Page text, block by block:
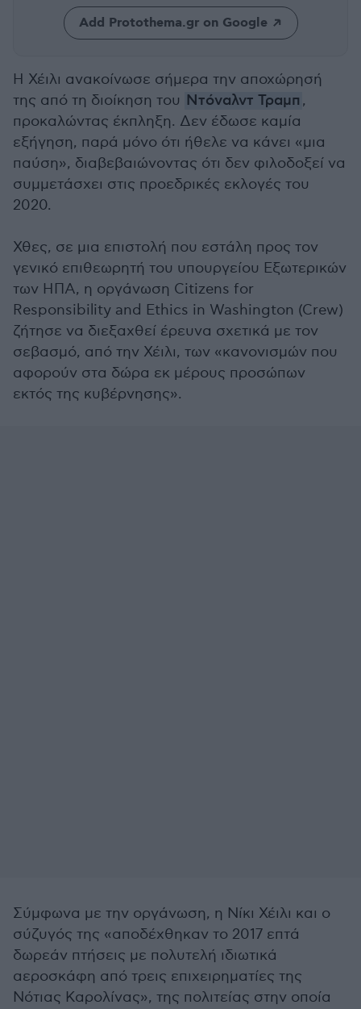
Add Protothema.gr on Google
Η Χέιλι ανακοίνωσε σήμερα την αποχώρησή
της από τη διοίκηση του Ντόναλντ Τραμπ ,
προκαλώντας έκπληξη. Δεν έδωσε καμία
εξήγηση, παρά μόνο ότι ήθελε να κάνει «μια
παύση», διαβεβαιώνοντας ότι δεν φιλοδοξεί να
συμμετάσχει στις προεδρικές εκλογές του
2020.
Χθες, σε μια επιστολή που εστάλη προς τον
γενικό επιθεωρητή του υπουργείου Εξωτερικών
των ΗΠΑ, η οργάνωση Citizens for
Responsibility and Ethics in Washington (Crew)
ζήτησε να διεξαχθεί έρευνα σχετικά με τον
σεβασμό, από την Χέιλι, των «κανονισμών που
αφορούν στα δώρα εκ μέρους προσώπων
εκτός της κυβέρνησης».
Σύμφωνα με την οργάνωση, η Νίκι Χέιλι και ο
σύζυγός της «αποδέχθηκαν το 2017 επτά
δωρεάν πτήσεις με πολυτελή ιδιωτικά
αεροσκάφη από τρεις επιχειρηματίες της
Νότιας Καρολίνας», της πολιτείας στην οποία